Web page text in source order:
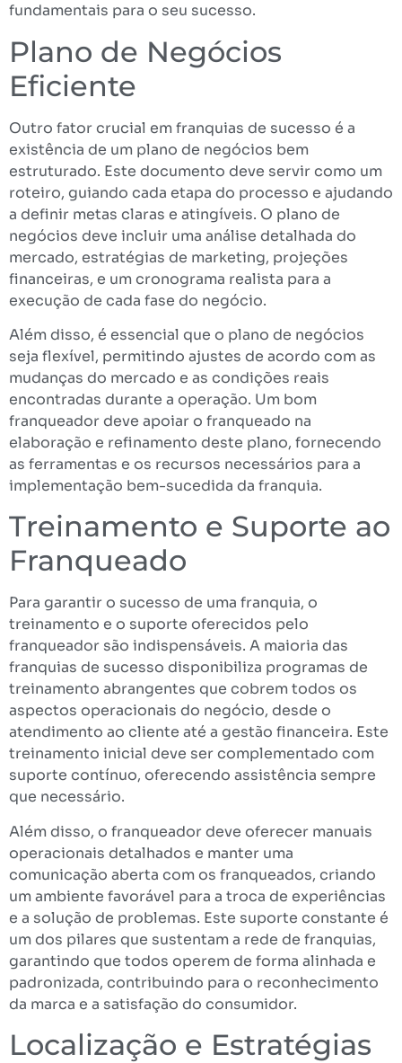
fundamentais para o seu sucesso.
Plano de Negócios
Eficiente
Outro fator crucial em franquias de sucesso é a
existência de um plano de negócios bem
estruturado. Este documento deve servir como um
roteiro, guiando cada etapa do processo e ajudando
a definir metas claras e atingíveis. O plano de
negócios deve incluir uma análise detalhada do
mercado, estratégias de marketing, projeções
financeiras, e um cronograma realista para a
execução de cada fase do negócio.
Além disso, é essencial que o plano de negócios
seja flexível, permitindo ajustes de acordo com as
mudanças do mercado e as condições reais
encontradas durante a operação. Um bom
franqueador deve apoiar o franqueado na
elaboração e refinamento deste plano, fornecendo
as ferramentas e os recursos necessários para a
implementação bem-sucedida da franquia.
Treinamento e Suporte ao
Franqueado
Para garantir o sucesso de uma franquia, o
treinamento e o suporte oferecidos pelo
franqueador são indispensáveis. A maioria das
franquias de sucesso disponibiliza programas de
treinamento abrangentes que cobrem todos os
aspectos operacionais do negócio, desde o
atendimento ao cliente até a gestão financeira. Este
treinamento inicial deve ser complementado com
suporte contínuo, oferecendo assistência sempre
que necessário.
Além disso, o franqueador deve oferecer manuais
operacionais detalhados e manter uma
comunicação aberta com os franqueados, criando
um ambiente favorável para a troca de experiências
e a solução de problemas. Este suporte constante é
um dos pilares que sustentam a rede de franquias,
garantindo que todos operem de forma alinhada e
padronizada, contribuindo para o reconhecimento
da marca e a satisfação do consumidor.
Localização e Estratégias